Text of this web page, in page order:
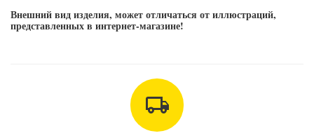
Внешний вид изделия, может отличаться от иллюстраций,
представленных в интернет-магазине!